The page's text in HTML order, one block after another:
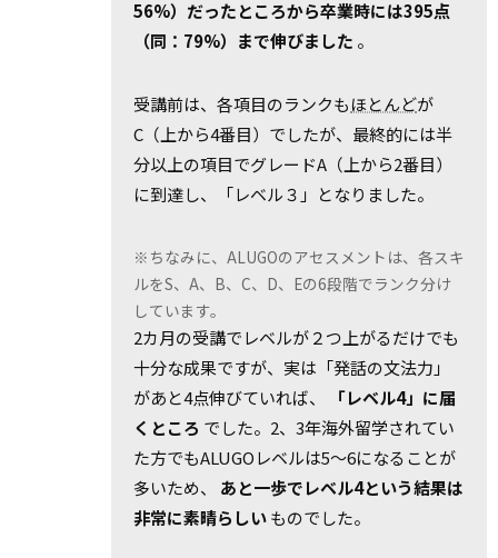
56%）だったところから卒業時には395点
（同：79%）まで伸びました 。
受講前は、各項目のランクもほとんどが
C（上から4番目）でしたが、最終的には半
分以上の項目でグレードA（上から2番目）
に到達し、「レベル３」となりました。
※ちなみに、ALUGOのアセスメントは、各スキ
ルをS、A、B、C、D、Eの6段階でランク分け
しています。
2カ月の受講でレベルが２つ上がるだけでも
十分な成果ですが、実は「発話の文法力」
があと4点伸びていれば、
「レベル4」に届
くところ でした。2、3年海外留学されてい
た方でもALUGOレベルは5～6になることが
多いため、 あと一歩でレベル4という結果は
非常に素晴らしいものでした。